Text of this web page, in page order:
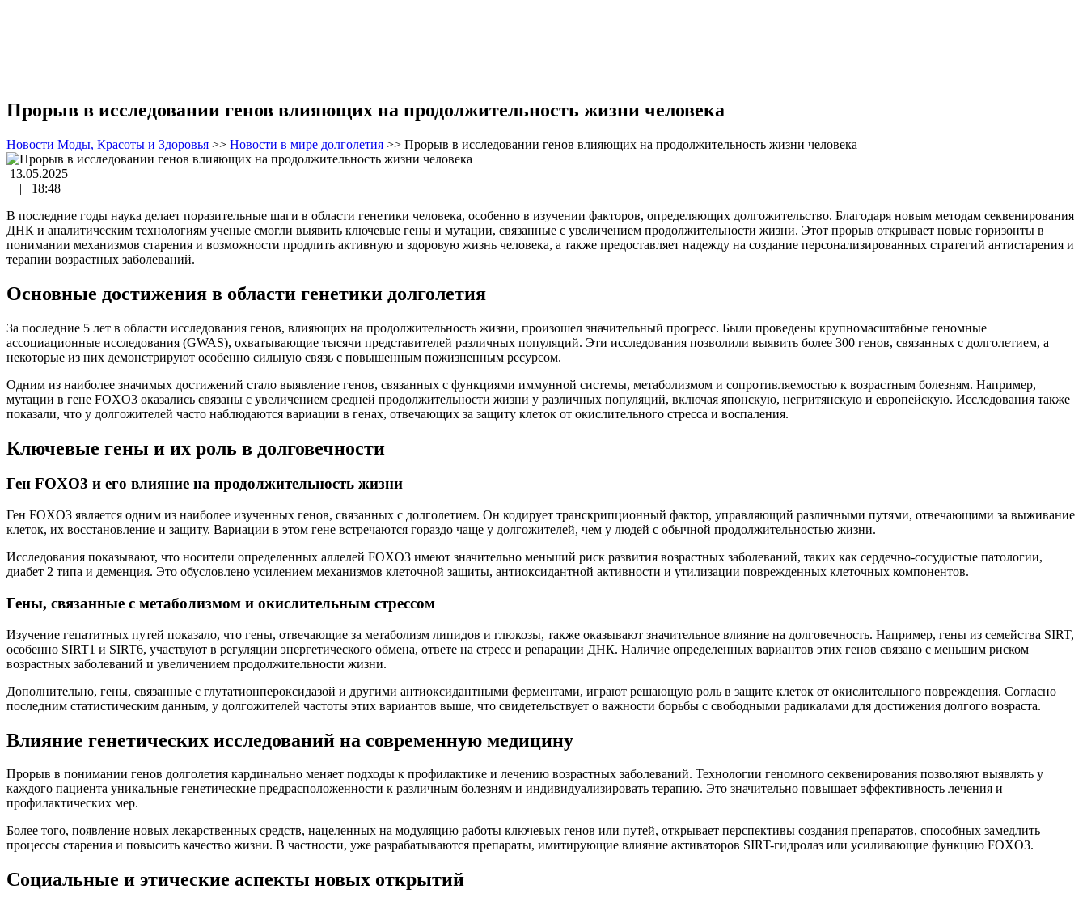
Прорыв в исследовании генов влияющих на продолжительность жизни человека
Новости Моды, Красоты и Здоровья >> Новости в мире долголетия >> Прорыв в исследовании генов влияющих на продолжительность жизни человека
13.05.2025
|
18:48
В последние годы наука делает поразительные шаги в области генетики человека, особенно в изучении факторов, определяющих долгожительство. Благодаря новым методам секвенирования
ДНК и аналитическим технологиям ученые смогли выявить ключевые гены и мутации, связанные с увеличением продолжительности жизни. Этот прорыв открывает новые горизонты в
понимании механизмов старения и возможности продлить активную и здоровую жизнь человека, а также предоставляет надежду на создание персонализированных стратегий антистарения и
терапии возрастных заболеваний.
Основные достижения в области генетики долголетия
За последние 5 лет в области исследования генов, влияющих на продолжительность жизни, произошел значительный прогресс. Были проведены крупномасштабные геномные
ассоциационные исследования (GWAS), охватывающие тысячи представителей различных популяций. Эти исследования позволили выявить более 300 генов, связанных с долголетием, а
некоторые из них демонстрируют особенно сильную связь с повышенным пожизненным ресурсом.
Одним из наиболее значимых достижений стало выявление генов, связанных с функциями иммунной системы, метаболизмом и сопротивляемостью к возрастным болезням. Например,
мутации в гене FOXO3 оказались связаны с увеличением средней продолжительности жизни у различных популяций, включая японскую, негритянскую и европейскую. Исследования также
показали, что у долгожителей часто наблюдаются вариации в генах, отвечающих за защиту клеток от окислительного стресса и воспаления.
Ключевые гены и их роль в долговечности
Ген FOXO3 и его влияние на продолжительность жизни
Ген FOXO3 является одним из наиболее изученных генов, связанных с долголетием. Он кодирует транскрипционный фактор, управляющий различными путями, отвечающими за выживание
клеток, их восстановление и защиту. Вариации в этом гене встречаются гораздо чаще у долгожителей, чем у людей с обычной продолжительностью жизни.
Исследования показывают, что носители определенных аллелей FOXO3 имеют значительно меньший риск развития возрастных заболеваний, таких как сердечно-сосудистые патологии,
диабет 2 типа и деменция. Это обусловлено усилением механизмов клеточной защиты, антиоксидантной активности и утилизации поврежденных клеточных компонентов.
Гены, связанные с метаболизмом и окислительным стрессом
Изучение гепатитных путей показало, что гены, отвечающие за метаболизм липидов и глюкозы, также оказывают значительное влияние на долговечность. Например, гены из семейства SIRT,
особенно SIRT1 и SIRT6, участвуют в регуляции энергетического обмена, ответе на стресс и репарации ДНК. Наличие определенных вариантов этих генов связано с меньшим риском
возрастных заболеваний и увеличением продолжительности жизни.
Дополнительно, гены, связанные с глутатионпероксидазой и другими антиоксидантными ферментами, играют решающую роль в защите клеток от окислительного повреждения. Согласно
последним статистическим данным, у долгожителей частоты этих вариантов выше, что свидетельствует о важности борьбы с свободными радикалами для достижения долгого возраста.
Влияние генетических исследований на современную медицину
Прорыв в понимании генов долголетия кардинально меняет подходы к профилактике и лечению возрастных заболеваний. Технологии геномного секвенирования позволяют выявлять у
каждого пациента уникальные генетические предрасположенности к различным болезням и индивидуализировать терапию. Это значительно повышает эффективность лечения и
профилактических мер.
Более того, появление новых лекарственных средств, нацеленных на модуляцию работы ключевых генов или путей, открывает перспективы создания препаратов, способных замедлить
процессы старения и повысить качество жизни. В частности, уже разрабатываются препараты, имитирующие влияние активаторов SIRT-гидролаз или усиливающие функцию FOXO3.
Социальные и этические аспекты новых открытий